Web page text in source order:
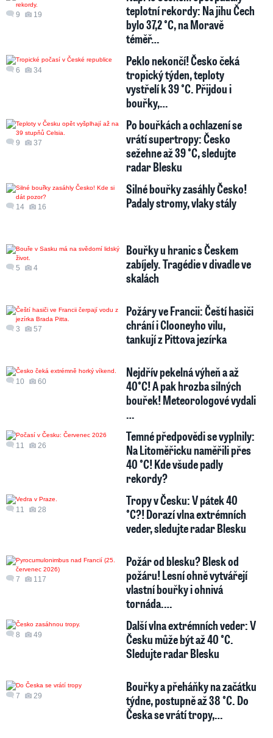
9 19
teplotní rekordy: Na jihu Čech
bylo 37,2 °C, na Moravě
téměř…
6 34
Peklo nekončí! Česko čeká
tropický týden, teploty
vystřelí k 39 °C. Přijdou i
bouřky,…
9 37
Po bouřkách a ochlazení se
vrátí supertropy: Česko
sežehne až 39 °C, sledujte
radar Blesku
14 16
Silné bouřky zasáhly Česko!
Padaly stromy, vlaky stály
5 4
Bouřky u hranic s Českem
zabíjely. Tragédie v divadle ve
skalách
3 57
Požáry ve Francii: Čeští hasiči
chrání i Clooneyho vilu,
tankují z Pittova jezírka
10 60
Nejdřív pekelná výheň a až
40°C! A pak hrozba silných
bouřek! Meteorologové vydali
…
11 26
Temné předpovědi se vyplnily:
Na Litoměřicku naměřili přes
40 °C! Kde všude padly
rekordy?
11 28
Tropy v Česku: V pátek 40
°C?! Dorazí vlna extrémních
veder, sledujte radar Blesku
7 117
Požár od blesku? Blesk od
požáru! Lesní ohně vytvářejí
vlastní bouřky i ohnivá
tornáda.…
8 49
Další vlna extrémních veder: V
Česku může být až 40 °C.
Sledujte radar Blesku
7 29
Bouřky a přeháňky na začátku
týdne, postupně až 38 °C. Do
Česka se vrátí tropy,…